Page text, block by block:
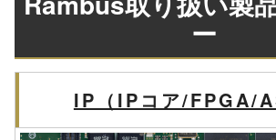
ー
IP（IPコア/FPGA/